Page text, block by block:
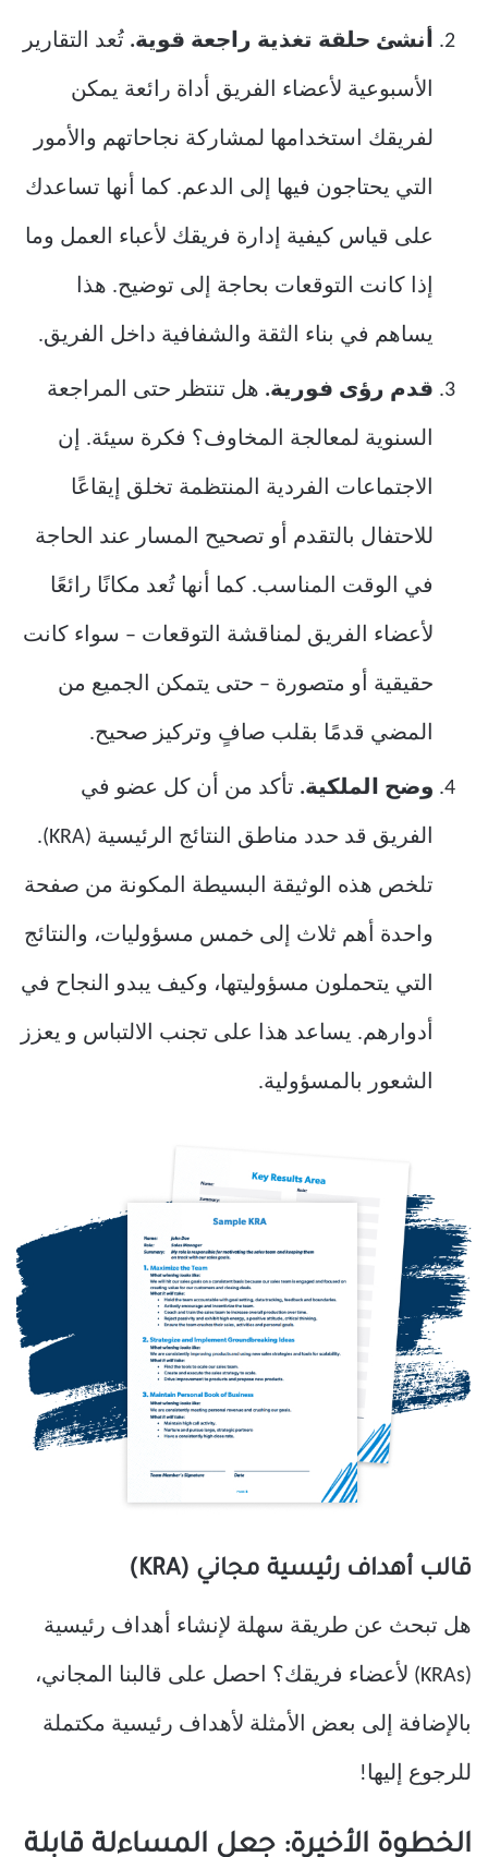
أنشئ حلقة تغذية راجعة قوية. تُعد التقارير
الأسبوعية لأعضاء الفريق أداة رائعة يمكن
لفريقك استخدامها لمشاركة نجاحاتهم والأمور
التي يحتاجون فيها إلى الدعم. كما أنها تساعدك
على قياس كيفية إدارة فريقك لأعباء العمل وما
إذا كانت التوقعات بحاجة إلى توضيح. هذا
يساهم في بناء الثقة والشفافية داخل الفريق.
قدم رؤى فورية. هل تنتظر حتى المراجعة
السنوية لمعالجة المخاوف؟ فكرة سيئة. إن
الاجتماعات الفردية المنتظمة تخلق إيقاعًا
للاحتفال بالتقدم أو تصحيح المسار عند الحاجة
في الوقت المناسب. كما أنها تُعد مكانًا رائعًا
لأعضاء الفريق لمناقشة التوقعات – سواء كانت
حقيقية أو متصورة – حتى يتمكن الجميع من
المضي قدمًا بقلب صافٍ وتركيز صحيح.
وضح الملكية. تأكد من أن كل عضو في
الفريق قد حدد مناطق النتائج الرئيسية (KRA).
تلخص هذه الوثيقة البسيطة المكونة من صفحة
واحدة أهم ثلاث إلى خمس مسؤوليات، والنتائج
التي يتحملون مسؤوليتها، وكيف يبدو النجاح في
أدوارهم. يساعد هذا على تجنب الالتباس و يعزز
الشعور بالمسؤولية.
قالب أهداف رئيسية مجاني (KRA)
هل تبحث عن طريقة سهلة لإنشاء أهداف رئيسية
(KRAs) لأعضاء فريقك؟ احصل على قالبنا المجاني،
بالإضافة إلى بعض الأمثلة لأهداف رئيسية مكتملة
للرجوع إليها!
الخطوة الأخيرة: جعل المساءلة قابلة